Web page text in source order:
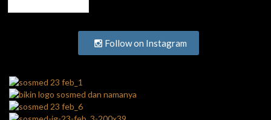
Follow on Instagram